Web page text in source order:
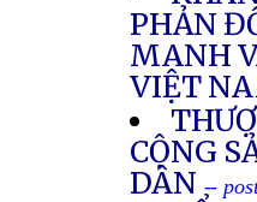
PHẢN
MANH
VIỆT
CỘNG
DÂN --